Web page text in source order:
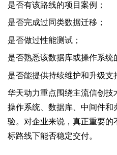
是否有该路线的项目案例；
是否完成过同类数据迁移；
是否做过性能测试；
是否熟悉该数据库或操作系统
是否能提供持续维护和升级支
华天动力重点围绕主流信创
操作系统、数据库、中间件
验。对企业来说，真正重要
标路线下能否稳定交付。